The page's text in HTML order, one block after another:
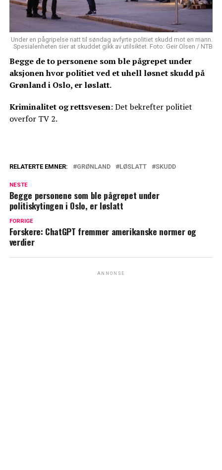
Under en pågripelse natt til søndag avfyrte politiet skudd mot en mann.
Spesialenheten sier at skuddet gikk av utilsiktet. Foto: Geir Olsen / NTB
Begge de to personene som ble pågrepet under
aksjonen hvor politiet ved et uhell løsnet skudd på
Grønland i Oslo, er løslatt.
Kriminalitet og rettsvesen: Det bekrefter politiet
overfor TV 2.
RELATERTE EMNER: GRØNLAND LØSLATT SKUDD
NESTE
Begge personene som ble pågrepet under
politiskytingen i Oslo, er løslatt
FORRIGE
Forskere: ChatGPT fremmer amerikanske normer og
verdier
ANNONSE